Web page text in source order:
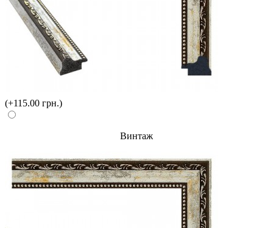
(+115.00 грн.)
Винтаж